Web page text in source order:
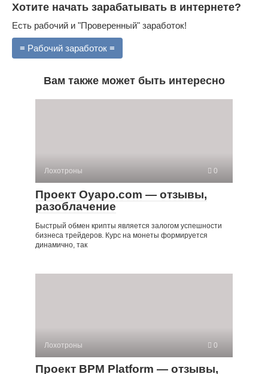
Хотите начать зарабатывать в интернете?
Есть рабочий и "Проверенный" заработок!
≡ Рабочий заработок ≡
Вам также может быть интересно
Лохотроны 0
Проект Oyapo.com — отзывы,
разоблачение
Быстрый обмен крипты является залогом успешности
бизнеса трейдеров. Курс на монеты формируется
динамично, так
Лохотроны 0
Проект BPM Platform — отзывы,